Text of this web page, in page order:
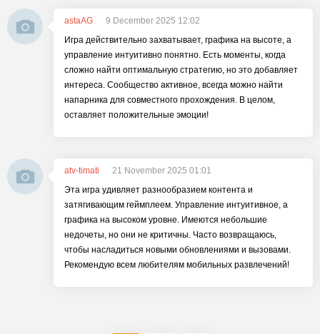
astaAG
9 December 2025 12:02
Игра действительно захватывает, графика на высоте, а
управление интуитивно понятно. Есть моменты, когда
сложно найти оптимальную стратегию, но это добавляет
интереса. Сообщество активное, всегда можно найти
напарника для совместного прохождения. В целом,
оставляет положительные эмоции!
atv-timati
21 November 2025 01:01
Эта игра удивляет разнообразием контента и
затягивающим геймплеем. Управление интуитивное, а
графика на высоком уровне. Имеются небольшие
недочеты, но они не критичны. Часто возвращаюсь,
чтобы насладиться новыми обновлениями и вызовами.
Рекомендую всем любителям мобильных развлечений!